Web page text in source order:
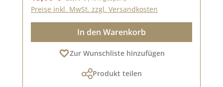
Preise inkl. MwSt. zzgl. Versandkosten
In den Warenkorb
Zur Wunschliste hinzufügen
Produkt teilen